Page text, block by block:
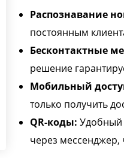
Распознавание
постоянным
Бесконтактные
решение
Мобильный
только получить
QR-коды: Удобный
через